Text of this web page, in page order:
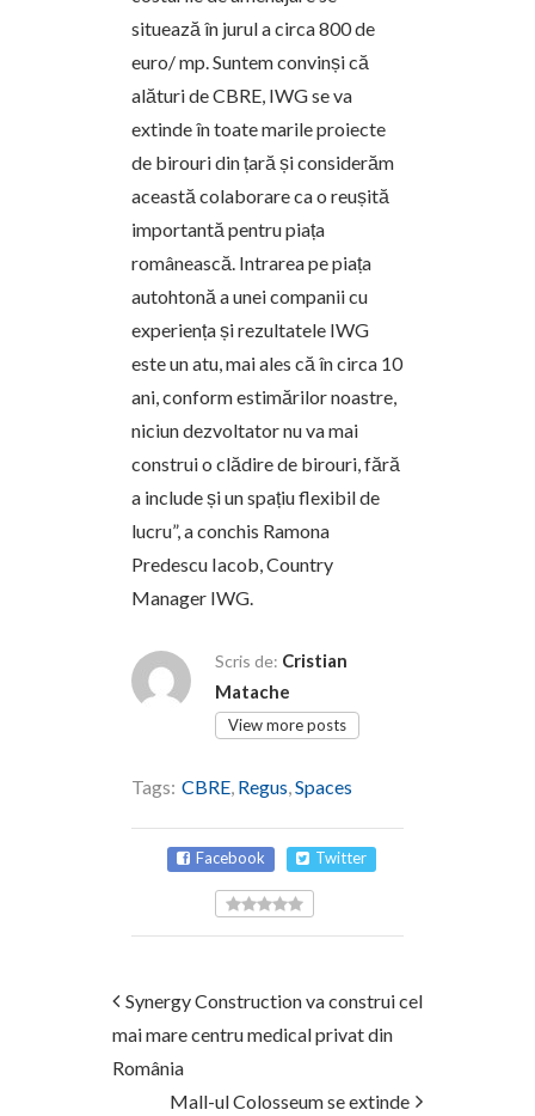
situează în jurul a circa 800 de
euro/ mp. Suntem convinși că
alături de CBRE, IWG se va
extinde în toate marile proiecte
de birouri din țară și considerăm
această colaborare ca o reușită
importantă pentru piața
românească. Intrarea pe piața
autohtonă a unei companii cu
experiența și rezultatele IWG
este un atu, mai ales că în circa 10
ani, conform estimărilor noastre,
niciun dezvoltator nu va mai
construi o clădire de birouri, fără
a include și un spațiu flexibil de
lucru”, a conchis Ramona
Predescu Iacob, Country
Manager IWG.
Scris de: Cristian
Matache
View more posts
Tags: CBRE, Regus,Spaces
Facebook Twitter
Synergy Construction va construi cel
mai mare centru medical privat din
România
Mall-ul Colosseum se extinde